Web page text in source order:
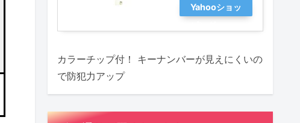
Yahooショッ
カラーチップ付！ キーナンバーが見えにくいの
で防犯力アップ